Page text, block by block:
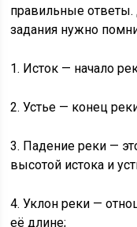
правильные
задания нужно
1. Исток — начало
2. Устье — конец
3. Падение реки —
высотой истока и
4. Уклон реки —
её длине;